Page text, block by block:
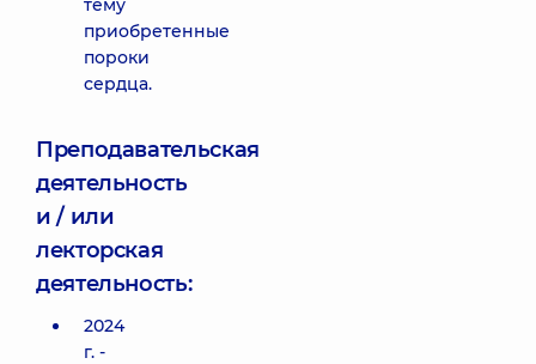
тему
приобретенные
пороки
сердца.
Преподавательская
деятельность
и / или
лекторская
деятельность:
2024
г. -